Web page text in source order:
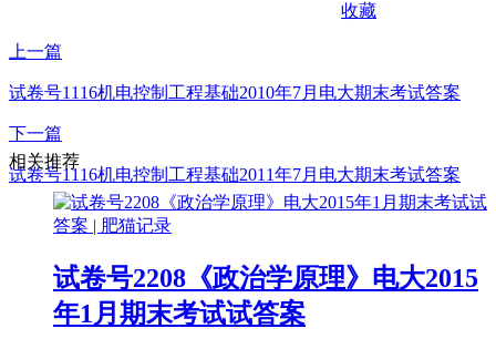
收藏
上一篇
试卷号1116机电控制工程基础2010年7月电大期末考试答案
下一篇
试卷号1116机电控制工程基础2011年7月电大期末考试答案
相关推荐
试卷号2208《政治学原理》电大2015
年1月期末考试试答案